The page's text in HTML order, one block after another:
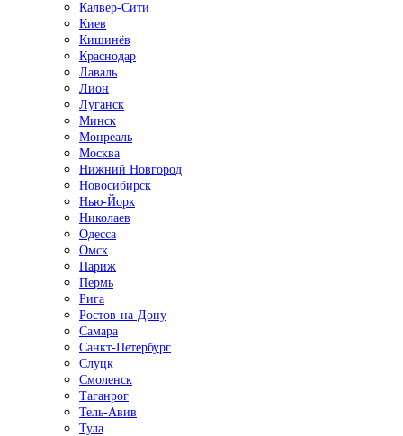
Калвер-Сити
Киев
Кишинёв
Краснодар
Лаваль
Лион
Луганск
Минск
Монреаль
Москва
Нижний Новгород
Новосибирск
Нью-Йорк
Николаев
Одесса
Омск
Париж
Пермь
Рига
Ростов-на-Дону
Самара
Санкт-Петербург
Слуцк
Смоленск
Таганрог
Тель-Авив
Тула